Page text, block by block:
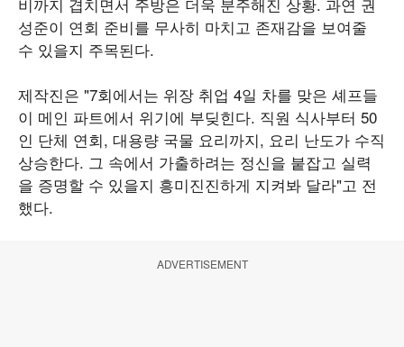
성준이 연회 준비를 무사히 마치고 존재감을 보여줄
수 있을지 주목된다.
제작진은 "7회에서는 위장 취업 4일 차를 맞은 셰프들
이 메인 파트에서 위기에 부딪힌다. 직원 식사부터 50
인 단체 연회, 대용량 국물 요리까지, 요리 난도가 수직
상승한다. 그 속에서 가출하려는 정신을 붙잡고 실력
을 증명할 수 있을지 흥미진진하게 지켜봐 달라"고 전
했다.
ADVERTISEMENT